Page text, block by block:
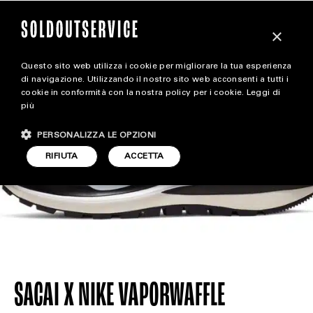
release
CALENDAR
SACAI X NIKE VAPORWAFFLE
×
Questo sito web utilizza i cookie per migliorare la tua esperienza
di navigazione. Utilizzando il nostro sito web acconsenti a tutti i
cookie in conformità con la nostra policy per i cookie. Leggi di
più
ACCETTA
RIFIUTA
PERSONALIZZA LE OPZIONI